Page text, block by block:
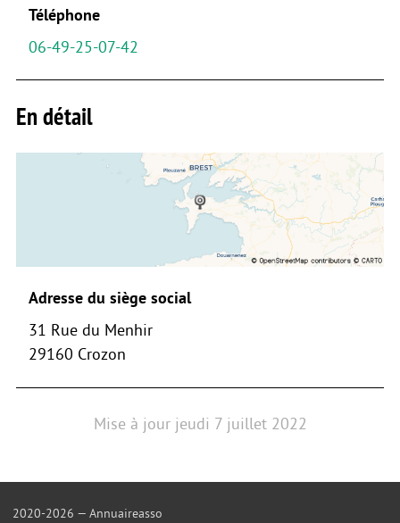
Téléphone
06-49-25-07-42
En détail
Adresse du siège social
31 Rue du Menhir
29160 Crozon
Mise à jour jeudi 7 juillet 2022
2020-2026 — Annuaireasso